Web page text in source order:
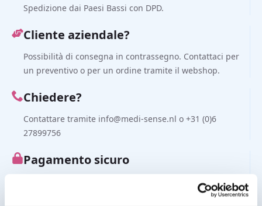
Spedizione dai Paesi Bassi con DPD.
Cliente aziendale?
Possibilità di consegna in contrassegno. Contattaci per
un preventivo o per un ordine tramite il webshop.
Chiedere?
Contattare tramite info@medi-sense.nl o +31 (0)6
27899756
Pagamento sicuro
Varie opzioni di pagamento disponibili come carta di